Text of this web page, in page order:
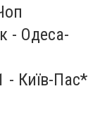
- Одеса-
- Київ-Пас*‍